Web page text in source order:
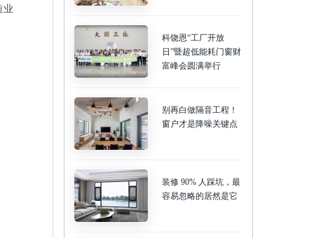
业
科饶恩“工厂开放
日”暨超低能耗门窗财
富峰会圆满举行
别再白做隔音工程！
窗户才是降噪关键点
装修 90% 人踩坑，最
容易忽略的居然是它